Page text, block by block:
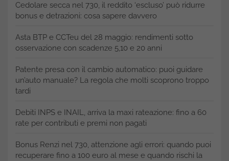
Cedolare secca nel 730, il reddito ‘escluso’ può ridurre
bonus e detrazioni: cosa sapere davvero
Asta BTP e CCTeu del 28 maggio: rendimenti sotto
osservazione con scadenze 5,10 e 20 anni
Patente presa con il cambio automatico: puoi guidare
un’auto manuale? La regola che molti scoprono troppo
tardi
Debiti INPS e INAIL, arriva la maxi rateazione: fino a 60
rate per contributi e premi non pagati
Bonus Renzi nel 730, attenzione agli errori: quando puoi
recuperare fino a 100 euro al mese e quando rischi la